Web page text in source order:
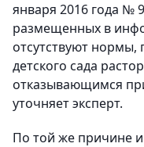
января 2016 года №
размещенных в
отсутствуют
детского сада
отказывающимся
уточняет эксперт.
По той же причине и